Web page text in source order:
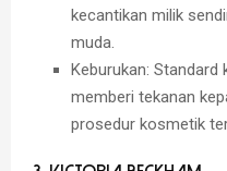
kecantikan milik
muda.
Keburukan: Standard
memberi tekanan
prosedur kosmetik